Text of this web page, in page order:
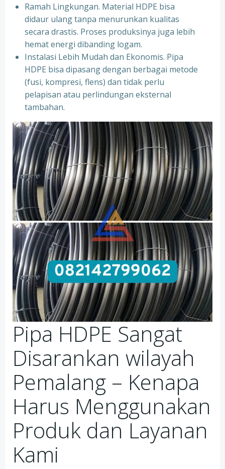
Ramah Lingkungan. Material HDPE bisa
didaur ulang tanpa menurunkan kualitas
secara drastis. Proses produksinya juga lebih
hemat energi dibanding logam.
Instalasi Lebih Mudah dan Ekonomis. Pipa
HDPE bisa dipasang dengan berbagai metode
(fusi, kompresi, flens) dan tidak perlu
pelapisan atau perlindungan eksternal
tambahan.
Pipa HDPE Sangat
Disarankan wilayah
Pemalang – Kenapa
Harus Menggunakan
Produk dan Layanan
Kami